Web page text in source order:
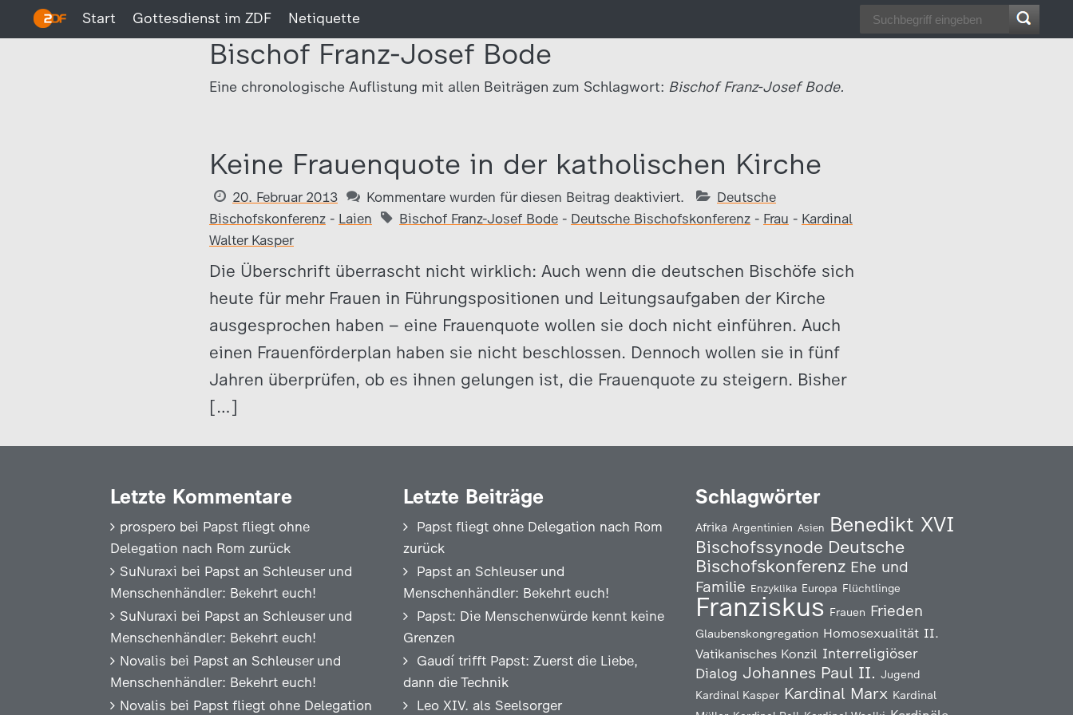
Start Gottesdienst im ZDF Netiquette
Bischof Franz-Josef Bode
Eine chronologische Auflistung mit allen Beiträgen zum Schlagwort: Bischof Franz-Josef Bode.
Keine Frauenquote in der katholischen Kirche
20. Februar 2013 Kommentare wurden für diesen Beitrag deaktiviert.
Deutsche
Bischofskonferenz - Laien Bischof Franz-Josef Bode - Deutsche Bischofskonferenz - Frau - Kardinal
Walter Kasper
Die Überschrift überrascht nicht wirklich: Auch wenn die deutschen Bischöfe sich
heute für mehr Frauen in Führungspositionen und Leitungsaufgaben der Kirche
ausgesprochen haben – eine Frauenquote wollen sie doch nicht einführen. Auch
einen Frauenförderplan haben sie nicht beschlossen. Dennoch wollen sie in fünf
Jahren überprüfen, ob es ihnen gelungen ist, die Frauenquote zu steigern. Bisher
[…]
Letzte Kommentare
prospero bei Papst fliegt ohne
Delegation nach Rom zurück
SuNuraxi bei Papst an Schleuser und
Menschenhändler: Bekehrt euch!
SuNuraxi bei Papst an Schleuser und
Menschenhändler: Bekehrt euch!
Novalis bei Papst an Schleuser und
Menschenhändler: Bekehrt euch!
Novalis bei Papst fliegt ohne Delegation
Letzte Beiträge
Papst fliegt ohne Delegation nach Rom
zurück
Papst an Schleuser und
Menschenhändler: Bekehrt euch!
Papst: Die Menschenwürde kennt keine
Grenzen
Gaudí trifft Papst: Zuerst die Liebe,
dann die Technik
Leo XIV. als Seelsorger
Schlagwörter
Afrika Argentinien Asien Benedikt XVI
Bischofssynode Deutsche
Bischofskonferenz Ehe und
Familie Enzyklika Europa Flüchtlinge
Franziskus Frauen Frieden
Glaubenskongregation Homosexualität II.
Vatikanisches Konzil Interreligiöser
Dialog Johannes Paul II. Jugend
Kardinal Kasper Kardinal Marx Kardinal